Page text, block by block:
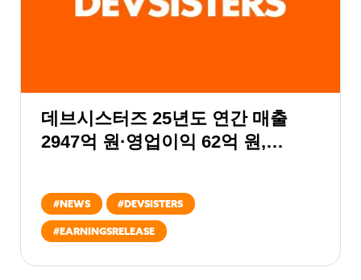
데브시스터즈 25년도 연간 매출
2947억 원·영업이익 62억 원,
모멘텀 구축한다
#NEWS #DEVSISTERS
#EARNINGSRELEASE